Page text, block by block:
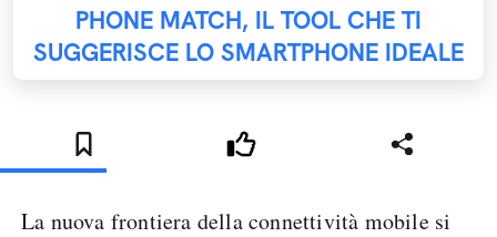
PHONE MATCH, IL TOOL CHE TI
SUGGERISCE LO SMARTPHONE IDEALE
La nuova frontiera della connettività mobile si